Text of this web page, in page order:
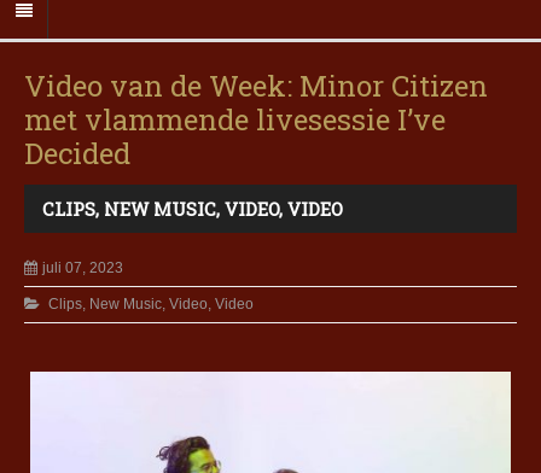
Video van de Week: Minor Citizen
met vlammende livesessie I’ve
Decided
CLIPS, NEW MUSIC, VIDEO, VIDEO
juli 07, 2023
Clips, New Music, Video, Video